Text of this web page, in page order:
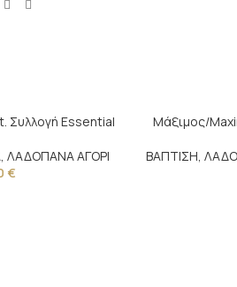
Συλλογή Essential
,ΛΑΔΟΠΑΝΑ ΑΓΟΡΙ
€
Μάξιμος/
ΒΑΠΤΙΣΗ,